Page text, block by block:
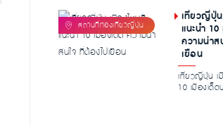
เที่ยวญี่ปุ่
แนะนำ 10
ความน่าส
เยือน
เที่ยวญี่ปุ่น เ
10 เมืองเด็